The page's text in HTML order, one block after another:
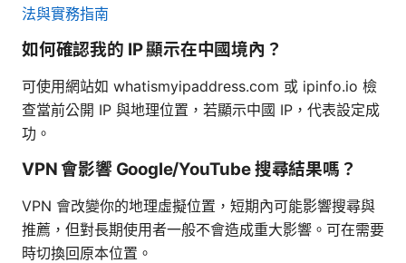
法與實務指南
如何確認我的 IP 顯示在中國境內？
可使用網站如 whatismyipaddress.com 或 ipinfo.io 檢
查當前公開 IP 與地理位置，若顯示中國 IP，代表設定成
功。
VPN 會影響 Google/YouTube 搜尋結果嗎？
VPN 會改變你的地理虛擬位置，短期內可能影響搜尋與
推薦，但對長期使用者一般不會造成重大影響。可在需要
時切換回原本位置。